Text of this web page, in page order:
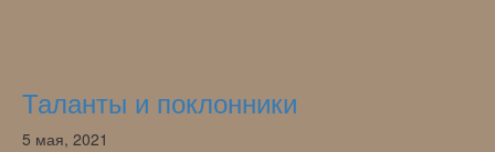
Таланты и поклонники
5 мая, 2021